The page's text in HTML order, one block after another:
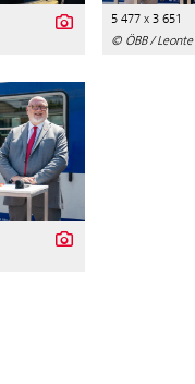
5 477 x 3 651
© ÖBB / Leonte